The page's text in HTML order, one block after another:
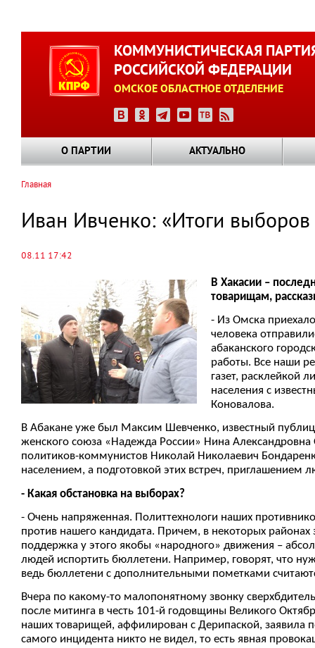
КОММУНИСТИЧЕСКАЯ
РОССИЙСКОЙ ФЕДЕРАЦИИ
ОМСКОЕ ОБЛАСТНОЕ ОТДЕЛЕНИЕ
О ПАРТИИ АКТУАЛЬНО
навигации
Главная
Иван Ивченко: «Итоги
08.11 17:42
В Хакасии –
товарищам,
- Из Омска
человека
абаканского
работы. Все наши
газет, расклейкой
населения с
Коновалова.
В Абакане уже был Максим Шевченко, известный
женского союза «Надежда России» Нина
политиков-коммунистов Николай Николаевич
населением, а подготовкой этих встреч, приглашением
- Какая обстановка на выборах?
- Очень напряженная. Политтехнологи наших
против нашего кандидата. Причем, в некоторых
поддержка у этого якобы «народного» движения –
людей испортить бюллетени. Например, говорят, что
ведь бюллетени с дополнительными пометками
Вчера по какому-то малопонятному звонку
после митинга в честь 101-й годовщины Великого
наших товарищей, аффилирован с Дерипаской, заявила
самого инцидента никто не видел, то есть явная